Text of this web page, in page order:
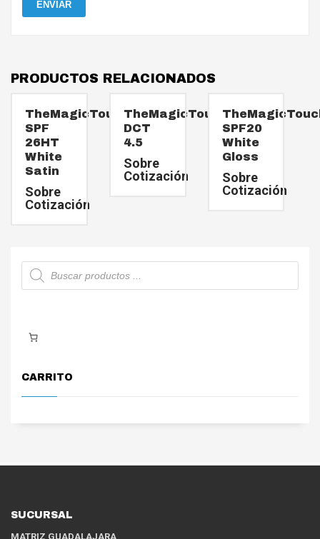
PRODUCTOS RELACIONADOS
TheMagicTouch
SPF
26HT
White
Satin
Sobre
Cotización
TheMagicTouch
DCT
4.5
Sobre
Cotización
SPF20
White
Gloss
Sobre
Cotización
Búsqueda
de
productos
CARRITO
SUCURSAL
MATRIZ GUADALAJARA